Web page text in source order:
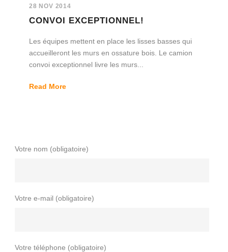
28 NOV 2014
CONVOI EXCEPTIONNEL!
Les équipes mettent en place les lisses basses qui
accueilleront les murs en ossature bois. Le camion
convoi exceptionnel livre les murs...
Read More
Votre nom (obligatoire)
Votre e-mail (obligatoire)
Votre téléphone (obligatoire)